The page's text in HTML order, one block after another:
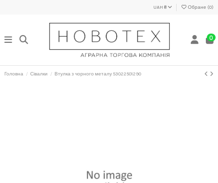
UAH ₴ Обране (0)
0
Головна Сівалки Втулка з чорного металу 53022501290